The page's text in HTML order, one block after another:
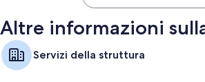
Altre informazioni
Servizi della struttura